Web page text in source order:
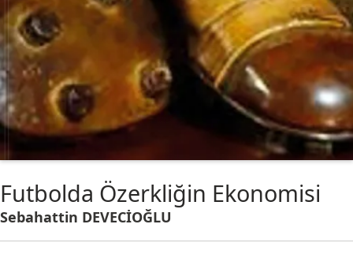
Futbolda Özerkliğin Ekonomisi
Sebahattin DEVECİOĞLU